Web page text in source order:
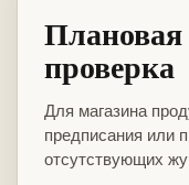
проверка
Для магазина
предписания или
отсутствующих